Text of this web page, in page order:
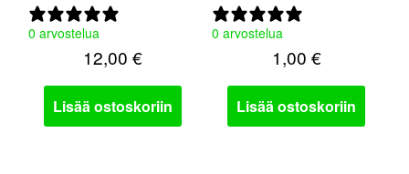
0 arvostelua
12,00 €
Lisää ostoskoriin
0 arvostelua
1,00 €
Lisää ostoskoriin